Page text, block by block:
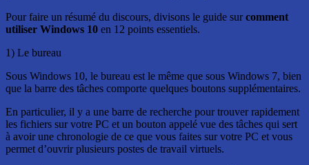
Pour faire un résumé du discours, divisons le guide surcomment
utiliser Windows 10 en 12 points essentiels.
1) Le bureau
Sous Windows 10, le bureau est le même que sous Windows 7, bien
que la barre des tâches comporte quelques boutons supplémentaires.
En particulier, il y a une barre de recherche pour trouver rapidement
les fichiers sur votre PC et un bouton appelé vue des tâches qui sert
à avoir une chronologie de ce que vous faites sur votre PC et vous
permet d’ouvrir plusieurs postes de travail virtuels.